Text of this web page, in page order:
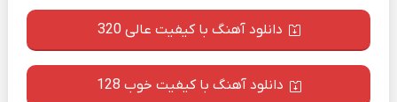
دانلود آهنگ با کیفیت عالی 320
دانلود آهنگ با کیفیت خوب 128